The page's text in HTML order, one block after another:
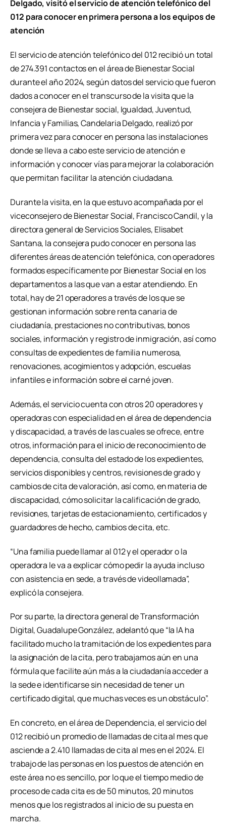
Delgado, visitó el servicio de atención telefónico del
012 para conocer en primera persona a los equipos de
atención
El servicio de atención telefónico del 012 recibió un total
de 274.391 contactos en el área de Bienestar Social
durante el año 2024, según datos del servicio que fueron
dados a conocer en el transcurso de la visita que la
consejera de Bienestar social, Igualdad, Juventud,
Infancia y Familias, Candelaria Delgado, realizó por
primera vez para conocer en persona las instalaciones
donde se lleva a cabo este servicio de atención e
información y conocer vías para mejorar la colaboración
que permitan facilitar la atención ciudadana.
Durante la visita, en la que estuvo acompañada por el
viceconsejero de Bienestar Social, Francisco Candil, y la
directora general de Servicios Sociales, Elisabet
Santana, la consejera pudo conocer en persona las
diferentes áreas de atención telefónica, con operadores
formados específicamente por Bienestar Social en los
departamentos a las que van a estar atendiendo. En
total, hay de 21 operadores a través de los que se
gestionan información sobre renta canaria de
ciudadanía, prestaciones no contributivas, bonos
sociales, información y registro de inmigración, así como
consultas de expedientes de familia numerosa,
renovaciones, acogimientos y adopción, escuelas
infantiles e información sobre el carné joven.
Además, el servicio cuenta con otros 20 operadores y
operadoras con especialidad en el área de dependencia
y discapacidad, a través de las cuales se ofrece, entre
otros, información para el inicio de reconocimiento de
dependencia, consulta del estado de los expedientes,
servicios disponibles y centros, revisiones de grado y
cambios de cita de valoración, así como, en materia de
discapacidad, cómo solicitar la calificación de grado,
revisiones, tarjetas de estacionamiento, certificados y
guardadores de hecho, cambios de cita, etc.
“Una familia puede llamar al 012 y el operador o la
operadora le va a explicar cómo pedir la ayuda incluso
con asistencia en sede, a través de videollamada”,
explicó la consejera.
Por su parte, la directora general de Transformación
Digital, Guadalupe González, adelantó que “la IA ha
facilitado mucho la tramitación de los expedientes para
la asignación de la cita, pero trabajamos aún en una
fórmula que facilite aún más a la ciudadanía acceder a
la sede e identificarse sin necesidad de tener un
certificado digital, que muchas veces es un obstáculo”.
En concreto, en el área de Dependencia, el servicio del
012 recibió un promedio de llamadas de cita al mes que
asciende a 2.410 llamadas de cita al mes en el 2024. El
trabajo de las personas en los puestos de atención en
este área no es sencillo, por lo que el tiempo medio de
proceso de cada cita es de 50 minutos, 20 minutos
menos que los registrados al inicio de su puesta en
marcha.